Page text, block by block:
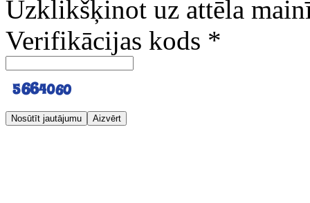
Uzklikšķinot uz attēla
Verifikācijas kods *
Nosūtīt jautājumu Aizvērt